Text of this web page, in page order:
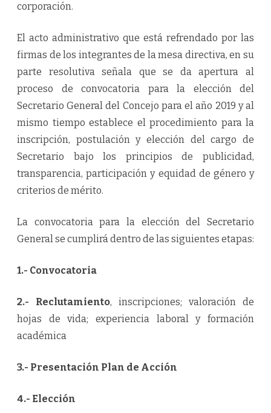
p
a
e
l
e
g
i
r
S
e
c
r
e
a
o
d
e
l
o
r
p
o
i
corporación.
El acto administrativo que está refrendado por las
firmas de los integrantes de la mesa directiva, en su
parte resolutiva señala que se da apertura al
proceso de convocatoria para la elección del
Secretario General del Concejo para el año 2019 y al
mismo tiempo establece el procedimiento para la
inscripción, postulación y elección del cargo de
Secretario bajo los principios de publicidad,
transparencia, participación y equidad de género y
criterios de mérito.
La convocatoria para la elección del Secretario
General se cumplirá dentro de las siguientes etapas:
1.- Convocatoria
2.- Reclutamiento, inscripciones; valoración de
hojas de vida; experiencia laboral y formación
académica
3.- Presentación Plan de Acción
4.- Elección